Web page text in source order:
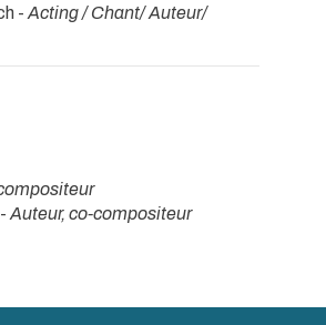
- Acting / Chant/ Auteur/
Auteur, co-compositeur